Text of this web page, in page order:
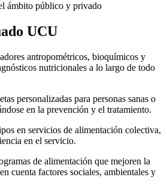
ámbito público y privado
UCU
antropométricos, bioquímicos y
nutricionales a lo largo de todo
personalizadas para personas sanas o
en la prevención y el tratamiento.
en servicios de alimentación colectiva,
en el servicio.
de alimentación que mejoren la
cuenta factores sociales, ambientales y